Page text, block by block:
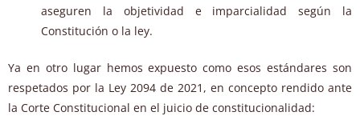
aseguren la objetividad e imparcialidad según la
Constitución o la ley.
Ya en otro lugar hemos expuesto como esos estándares son
respetados por la Ley 2094 de 2021, en concepto rendido ante
la Corte Constitucional en el juicio de constitucionalidad: